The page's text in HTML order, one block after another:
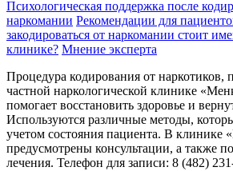
Психологическая поддержка после
наркомании Рекомендации для
закодироваться от наркомании стоит
клинике? Мнение эксперта
Процедура кодирования от наркотиков,
частной наркологической клинике
помогает восстановить здоровье и
Используются различные методы,
учетом состояния пациента. В клинике
предусмотрены консультации, а также
лечения. Телефон для записи: 8 (482)